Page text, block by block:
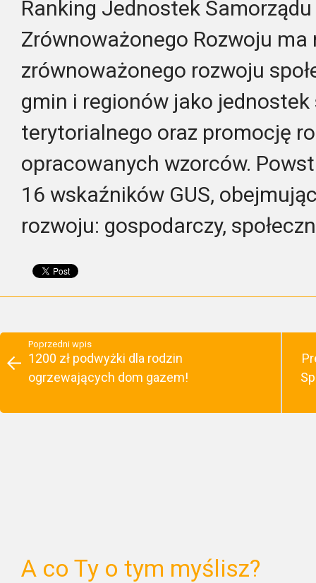
Ranking Jednostek
Zrównoważonego Rozwoju
zrównoważonego rozwoju
gmin i regionów jako
terytorialnego oraz promocję
opracowanych wzorców.
16 wskaźników GUS,
rozwoju: gospodarczy,
Poprzedni wpis
1200 zł podwyżki dla rodzin
ogrzewających dom gazem!
A co Ty o tym myślisz?